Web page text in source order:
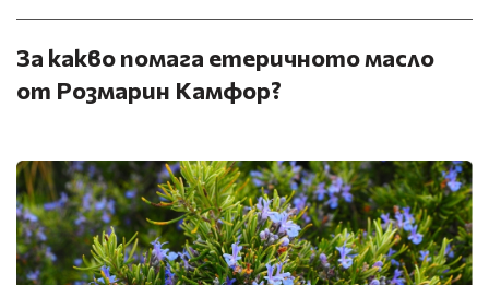
За какво помага етеричното масло
от Розмарин Камфор?